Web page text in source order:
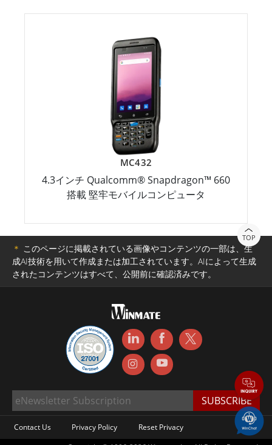
MC432
4.3インチ Qualcomm® Snapdragon™ 660
搭載 堅牢モバイルコンピュータ
TOP
＊ このページに掲載されている画像やコンテンツの一部は、生
成AI技術を用いて作成または加工されています。AIによって生成
されたコンテンツはすべて、公開前に確認済みです。
Contact Us Privacy Policy
Reset Privacy